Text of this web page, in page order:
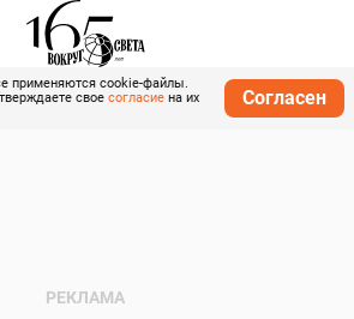
применяются cookie-файлы.
свое согласие на их
Согласен